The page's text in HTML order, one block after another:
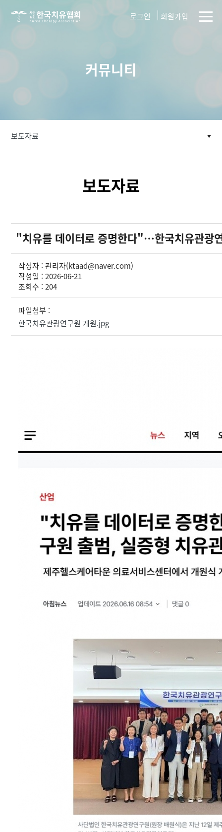
사단법인
로그인 회원가입
커뮤니티
보도자료
보도자료
"치유를 데이터로 증명한다"…한국치유관광
작성자 : 관리자(ktaad@naver.com)
작성일 : 2026-06-21
조회수 : 204
파일첨부 :
한국치유관광연구원 개원.jpg